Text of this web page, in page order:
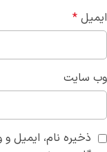
ایمیل *
وب‌ سایت
ذخیره نام، ایمیل و